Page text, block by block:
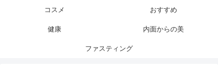
コスメ おすすめ
健康 内面からの美
ファスティング